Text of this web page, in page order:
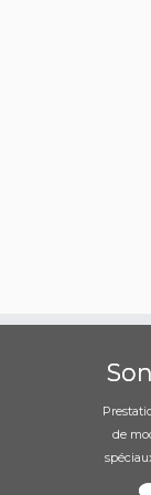
de